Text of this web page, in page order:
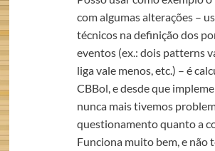
com algumas alterações –
técnicos na definição dos
eventos (ex.: dois patterns
liga vale menos, etc.) – é
CBBol, e desde que
nunca mais tivemos
questionamento quanto a
Funciona muito bem, e não